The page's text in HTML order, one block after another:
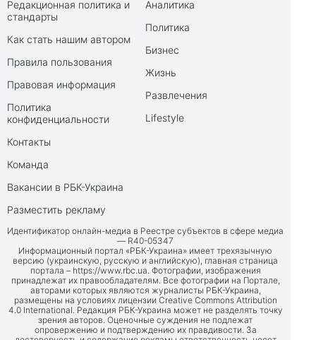
Редакционная политика и
стандарты
Как стать нашим автором
Правила пользования
Правовая информация
Политика
конфиденциальности
Контакты
Команда
Вакансии в РБК-Украина
Разместить рекламу
Аналитика
Политика
Бизнес
Жизнь
Развлечения
Lifestyle
Идентификатор онлайн-медиа в Реестре субъектов в сфере медиа
— R40-05347
Информационный портал «РБК-Украина» имеет трехязычную
версию (украинскую, русскую и английскую), главная страница
портала – https://www.rbc.ua. Фотографии, изображения
принадлежат их правообладателям. Все фотографии на Портале,
авторами которых являются журналисты РБК-Украина,
размещены на условиях лицензии Creative Commons Attribution
4.0 International. Редакция РБК-Украина может не разделять точку
зрения авторов. Оценочные суждения не подлежат
опровержению и подтверждению их правдивости. За